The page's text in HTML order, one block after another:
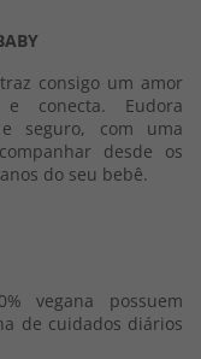
consigo um amor
conecta. Eudora
seguro, com uma
desde os
do seu bebê.
vegana possuem
de cuidados diários